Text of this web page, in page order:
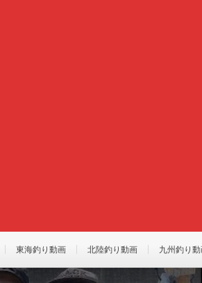
東海釣り動画 北陸釣り動画 九州釣り